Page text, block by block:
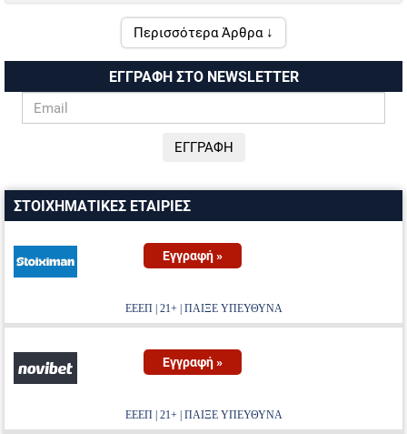
Περισσότερα Άρθρα ↓
ΕΓΓΡΑΦΗ ΣΤΟ NEWSLETTER
ΣΤΟΙΧΗΜΑΤΙΚΕΣ ΕΤΑΙΡΙΕΣ
Εγγραφή »
ΕΕΕΠ | 21+ | ΠΑΙΞΕ ΥΠΕΥΘΥΝΑ
Εγγραφή »
ΕΕΕΠ | 21+ | ΠΑΙΞΕ ΥΠΕΥΘΥΝΑ